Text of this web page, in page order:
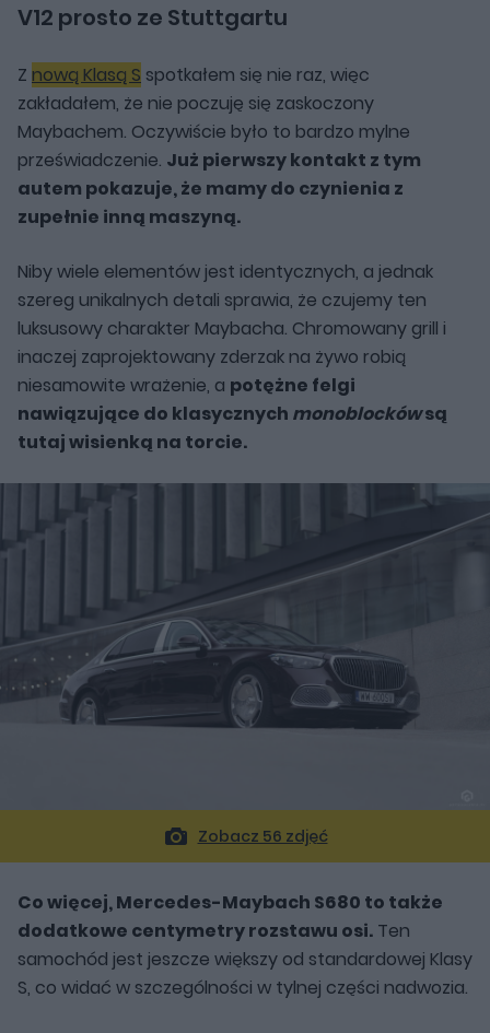
V12 prosto ze Stuttgartu
Z nową Klasą S spotkałem się nie raz, więc
zakładałem, że nie poczuję się zaskoczony
Maybachem. Oczywiście było to bardzo mylne
przeświadczenie. Już pierwszy kontakt z tym
autem pokazuje, że mamy do czynienia z
zupełnie inną maszyną.
Niby wiele elementów jest identycznych, a jednak
szereg unikalnych detali sprawia, że czujemy ten
luksusowy charakter Maybacha. Chromowany grill i
inaczej zaprojektowany zderzak na żywo robią
niesamowite wrażenie, a potężne felgi
nawiązujące do klasycznych monoblockówsą
tutaj wisienką na torcie.
Zobacz 56 zdjęć
Co więcej, Mercedes-Maybach S680 to także
dodatkowe centymetry rozstawu osi. Ten
samochód jest jeszcze większy od standardowej Klasy
S, co widać w szczególności w tylnej części nadwozia.